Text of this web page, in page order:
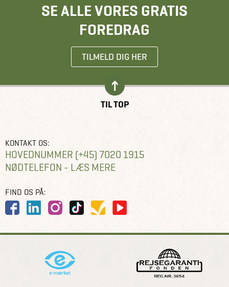
SE ALLE VORES GRATIS
FOREDRAG
TILMELD DIG HER
TIL TOP
KONTAKT OS:
HOVEDNUMMER (+45) 7020 1915
NØDTELEFON - LÆS MERE
FIND OS PÅ: